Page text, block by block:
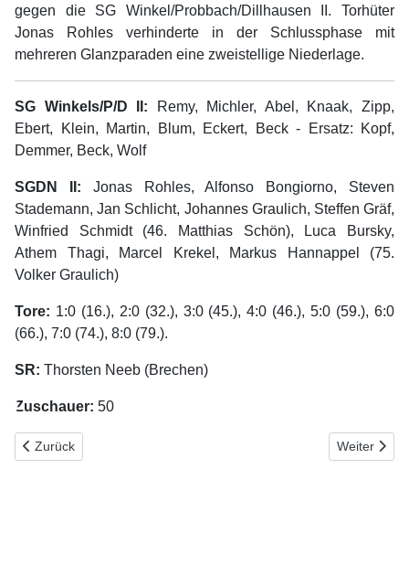
gegen die SG Winkel/Probbach/Dillhausen II. Torhüter
Jonas Rohles verhinderte in der Schlussphase mit
mehreren Glanzparaden eine zweistellige Niederlage.
SG Winkels/P/D II: Remy, Michler, Abel, Knaak, Zipp,
Ebert, Klein, Martin, Blum, Eckert, Beck - Ersatz: Kopf,
Demmer, Beck, Wolf
SGDN II: Jonas Rohles, Alfonso Bongiorno, Steven
Stademann, Jan Schlicht, Johannes Graulich, Steffen Gräf,
Winfried Schmidt (46. Matthias Schön), Luca Bursky,
Athem Thagi, Marcel Krekel, Markus Hannappel (75.
Volker Graulich)
Tore: 1:0 (16.), 2:0 (32.), 3:0 (45.), 4:0 (46.), 5:0 (59.), 6:0
(66.), 7:0 (74.), 8:0 (79.).
SR: Thorsten Neeb (Brechen)
Zuschauer: 50
Vorheriger Beitrag: KLC 2: FC Zaza Weilburg - SG
Zurück Nächster
Weiter